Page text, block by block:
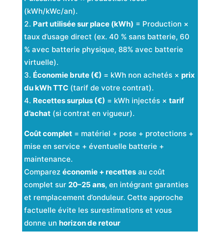
(kWh/kWc/an).
Part utilisée sur place (kWh) = Production ×
taux d’usage direct (ex. 40 % sans batterie, 60
% avec batterie physique, 88% avec batterie
virtuelle).
Économie brute (€) = kWh non achetés ×prix
du kWh TTC (tarif de votre contrat).
Recettes surplus (€) = kWh injectés ×tarif
d’achat (si contrat en vigueur).
Coût complet = matériel + pose + protections +
mise en service + éventuelle batterie +
maintenance.
Comparezéconomie + recettes au coût
complet sur 20–25 ans, en intégrant garanties
et remplacement d’onduleur. Cette approche
factuelle évite les surestimations et vous
donne unhorizon de retour